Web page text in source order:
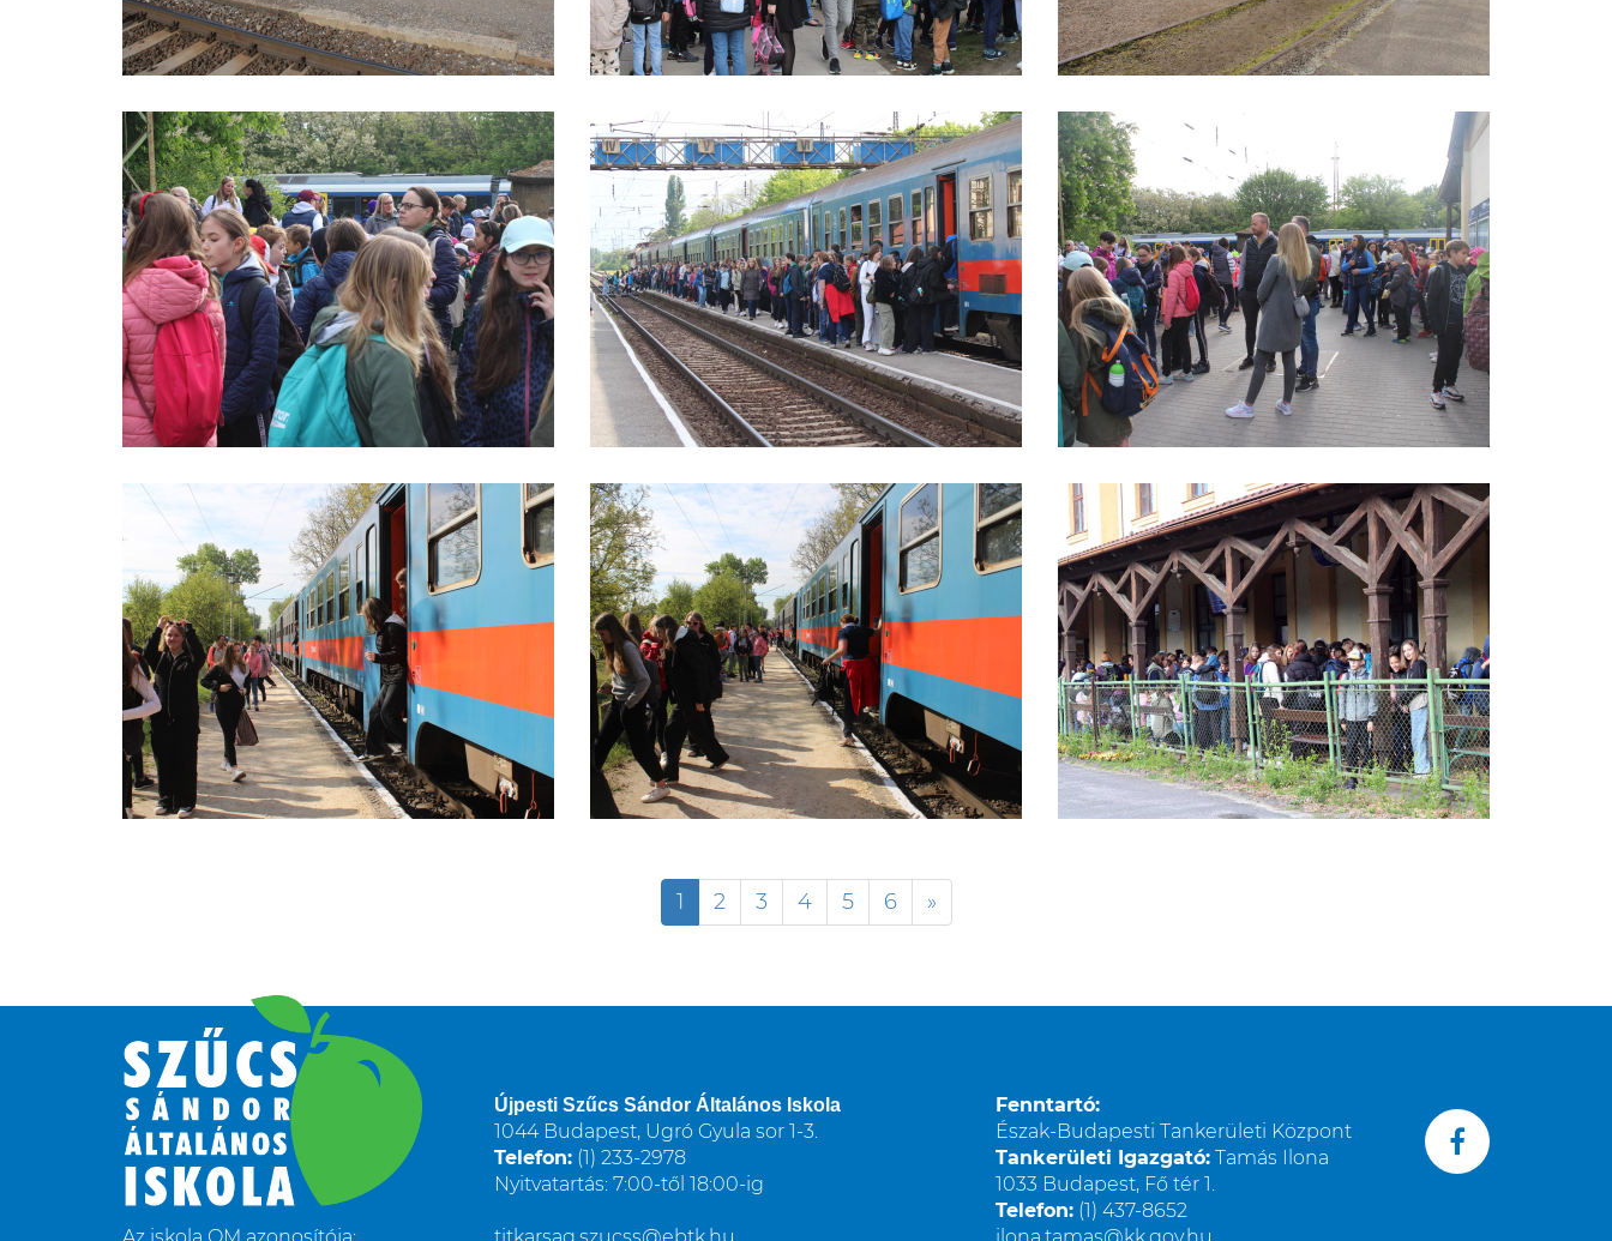
1 2 3 4 5 6 »
Újpesti Szűcs Sándor Általános Iskola
1044 Budapest, Ugró Gyula sor 1-3.
Telefon: (1) 233-2978
Nyitvatartás: 7:00-től 18:00-ig
Fenntartó:
Észak-Budapesti Tankerületi Központ
Tankerületi Igazgató: Tamás Ilona
1033 Budapest, Fő tér 1.
Telefon: (1) 437-8652